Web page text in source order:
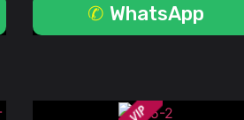
WhatsApp